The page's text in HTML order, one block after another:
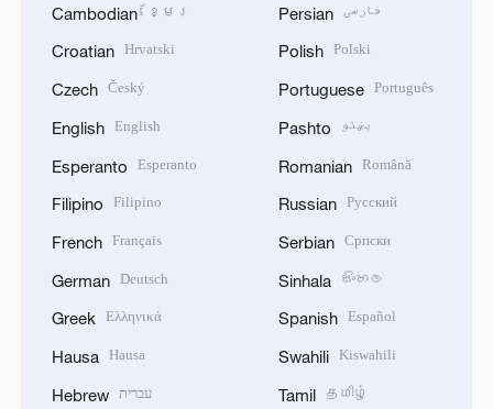
Cambodian ខ្មែរ
Croatian Hrvatski
Czech Český
English English
Esperanto Esperanto
Filipino Filipino
French Français
German Deutsch
Greek Ελληνικά
Hausa Hausa
Hebrew עברית
Persian فارسی
Polish Polski
Portuguese Português
Pashto پښتو
Romanian Română
Russian Русский
Serbian Српски
Sinhala සිංහල
Spanish Español
Swahili Kiswahili
Tamil தமிழ்